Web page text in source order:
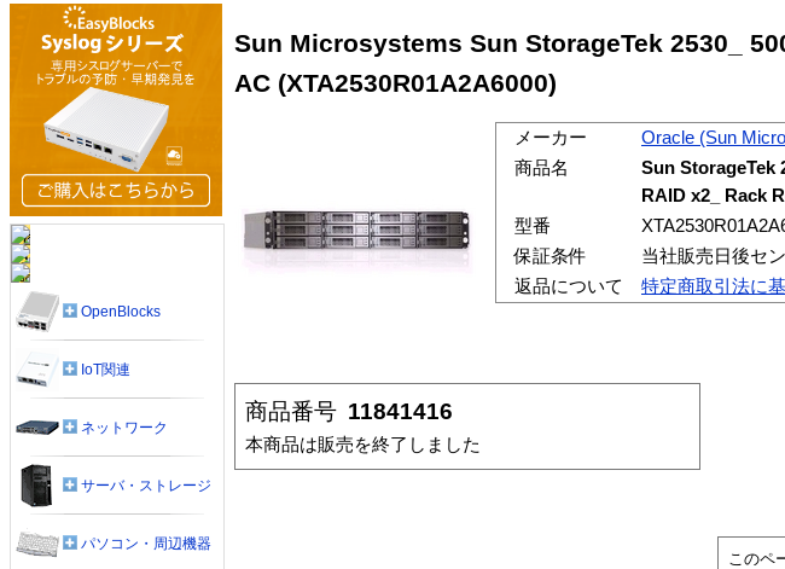
Sun Microsystems Sun StorageTek 2530_
AC (XTA2530R01A2A6000)
メーカー
Oracle (Sun
商品名
Sun StorageTek
RAID x2_ Rack
型番
保証条件
当社販売日後セ
返品について
特定商取引法に
商品番号 11841416
本商品は販売を終了しました
このペ
OpenBlocks
IoT関連
ネットワーク
サーバ・ストレージ
パソコン・周辺機器